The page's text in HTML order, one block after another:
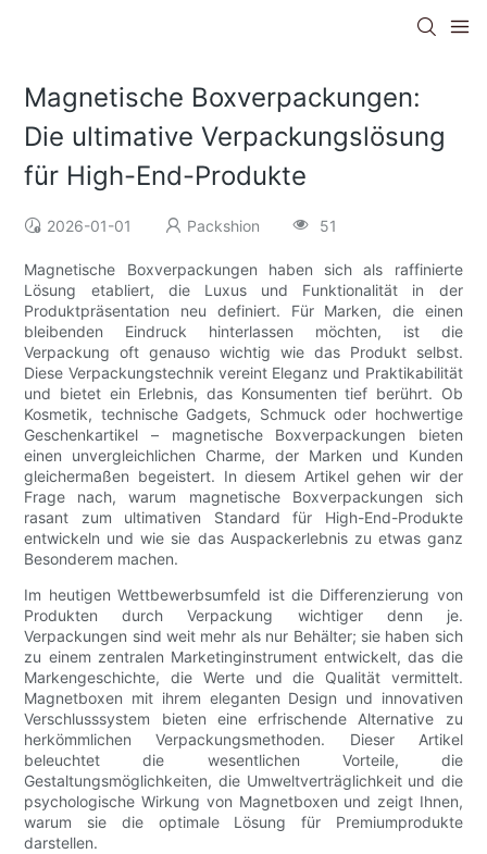
Magnetische Boxverpackungen:
Die ultimative Verpackungslösung
für High-End-Produkte
2026-01-01 Packshion 51
Magnetische Boxverpackungen haben sich als raffinierte
Lösung etabliert, die Luxus und Funktionalität in der
Produktpräsentation neu definiert. Für Marken, die einen
bleibenden Eindruck hinterlassen möchten, ist die
Verpackung oft genauso wichtig wie das Produkt selbst.
Diese Verpackungstechnik vereint Eleganz und Praktikabilität
und bietet ein Erlebnis, das Konsumenten tief berührt. Ob
Kosmetik, technische Gadgets, Schmuck oder hochwertige
Geschenkartikel – magnetische Boxverpackungen bieten
einen unvergleichlichen Charme, der Marken und Kunden
gleichermaßen begeistert. In diesem Artikel gehen wir der
Frage nach, warum magnetische Boxverpackungen sich
rasant zum ultimativen Standard für High-End-Produkte
entwickeln und wie sie das Auspackerlebnis zu etwas ganz
Besonderem machen.
Im heutigen Wettbewerbsumfeld ist die Differenzierung von
Produkten durch Verpackung wichtiger denn je.
Verpackungen sind weit mehr als nur Behälter; sie haben sich
zu einem zentralen Marketinginstrument entwickelt, das die
Markengeschichte, die Werte und die Qualität vermittelt.
Magnetboxen mit ihrem eleganten Design und innovativen
Verschlusssystem bieten eine erfrischende Alternative zu
herkömmlichen Verpackungsmethoden. Dieser Artikel
beleuchtet die wesentlichen Vorteile, die
Gestaltungsmöglichkeiten, die Umweltverträglichkeit und die
psychologische Wirkung von Magnetboxen und zeigt Ihnen,
warum sie die optimale Lösung für Premiumprodukte
darstellen.